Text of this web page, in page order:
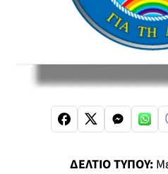
ΔΕΛΤΙΟ ΤΥΠΟΥ: